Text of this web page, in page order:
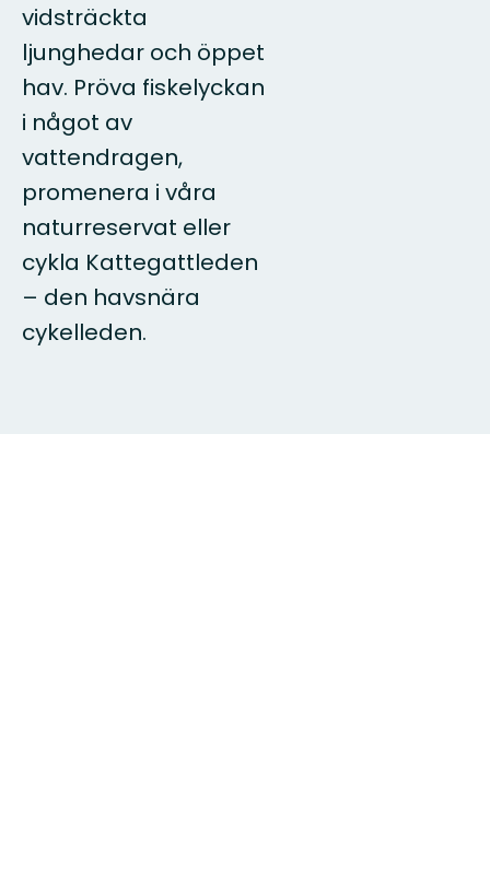
vidsträckta
ljunghedar och öppet
hav. Pröva fiskelyckan
i något av
vattendragen,
promenera i våra
naturreservat eller
cykla Kattegattleden
– den havsnära
cykelleden.